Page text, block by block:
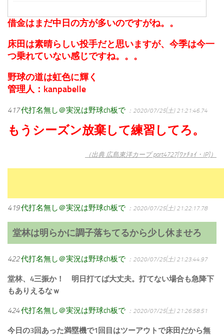
借金はまだ中日の方が多いのですがね。。
床田は素晴らしい投手だと思いますが、今季は今一
つ乗れていない感じですね。。。
野球の道は虹色に輝く
管理人：kanpabelle
417代打名無し＠実況は野球ch板で ：2020/07/25(土) 21:21:46.74
もうシーズン放棄して練習してろ。
（出典 広島東洋カープ part4727[ﾜｧﾁｮｲ・IP]）
419代打名無し＠実況は野球ch板で ：2020/07/25(土) 21:22:17.78
堂林は明らかに調子落ちてるから少し休ませろ
422代打名無し＠実況は野球ch板で ：2020/07/25(土) 21:23:44.97
堂林、4三振か！ 明日打てば大丈夫。打てない場合も急降下
もありえるなｗ
424代打名無し＠実況は野球ch板で ：2020/07/25(土) 21:26:58.51
今日の3回あった満塁機で1回目はツーアウトで床田だから無